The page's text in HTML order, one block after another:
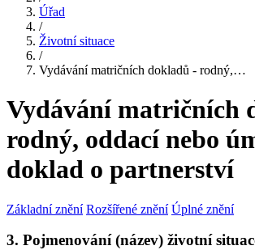
Úřad
/
Životní situace
/
Vydávání matričních dokladů - rodný,…
Vydávání matričních
rodný, oddací nebo
doklad o partnerství
Základní znění Rozšířené znění Úplné znění
3. Pojmenování (název) životní